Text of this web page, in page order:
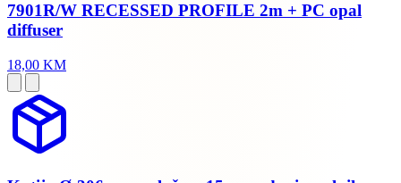
7901R/W RECESSED PROFILE 2m + PC opal
diffuser
18,00 KM